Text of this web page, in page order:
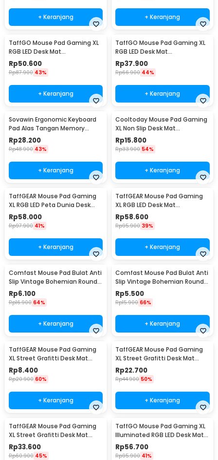
+ Keranjang + Keranjang
TaffGO Mouse Pad Gaming XL
RGB LED Desk Mat
300x800x4mm
Rp50.600
Rp87.900 43%
+ Keranjang
TaffGO Mouse Pad Gaming XL
RGB LED Desk Mat
250x300x4mm
Rp37.900
Rp66.900 44%
+ Keranjang
Sovawin Ergonomic Keyboard
Pad Alas Tangan Memory
Foam - SH-023
Rp28.200
Rp48.900 43%
+ Keranjang
Cooltoday Mouse Pad Gaming
XL Non Slip Desk Mat
800x300x2mm - LN001
Rp15.800
Rp33.900 54%
+ Keranjang
TaffGEAR Mouse Pad Gaming
XL RGB LED Peta Dunia Desk
Mat 300x700x4mm - GMS-
WT-5
Rp58.000
Rp97.900 41%
+ Keranjang
TaffGEAR Mouse Pad Gaming
XL RGB LED Desk Mat
900x300x4mm 300x900x4mm
- RGB-01
Rp58.600
Rp95.900 39%
+ Keranjang
Comfast Mouse Pad Bulat Anti
Slip Vintage Bohemian Round
200x200x3mm Gray Moroccan
Floral
Rp6.100
Rp16.900 64%
+ Keranjang
Comfast Mouse Pad Bulat Anti
Slip Vintage Bohemian Round
200x200x3mm Blue Moroccan
Floral
Rp5.500
Rp15.900 66%
+ Keranjang
TaffGEAR Mouse Pad Gaming
XL Street Grafitti Desk Mat
300x250x3mm - EI25
Rp8.400
Rp20.900 60%
+ Keranjang
TaffGEAR Mouse Pad Gaming
XL Street Grafitti Desk Mat
800x300x3mm - EI25
Rp22.700
Rp44.900 50%
+ Keranjang
TaffGEAR Mouse Pad Gaming
XL Street Grafitti Desk Mat
900x400x3mm - EI25
Rp33.600
Rp60.900 45%
TaffGO Mouse Pad Gaming XL
Illuminated RGB LED Desk Mat
800x300x4mm RGB-04
Rp56.700
Rp95.900 41%